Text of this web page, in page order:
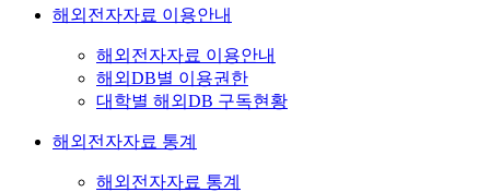
해외전자자료 이용안내
해외전자자료 이용안내
해외DB별 이용권한
대학별 해외DB 구독현황
해외전자자료 통계
해외전자자료 통계